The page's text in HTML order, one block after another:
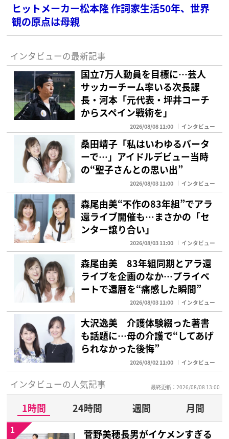
ヒットメーカー松本隆 作詞家生活50年、世界
観の原点は母親
インタビューの最新記事
国立7万人動員を目標に…芸人
サッカーチーム率いる次長課
長・河本「元代表・坪井コーチ
からスペイン戦術を」
2026/08/08 11:00 インタビュー
桑田靖子「私はいわゆるバータ
ーで…」アイドルデビュー当時
の“聖子さんとの思い出”
2026/08/03 11:00 インタビュー
森尾由美“不作の83年組”でアラ
還ライブ開催も…まさかの「セ
ンター譲り合い」
2026/08/03 11:00 インタビュー
森尾由美 83年組同期とアラ還
ライブを企画のなか…プライベ
ートで還暦を“痛感した瞬間”
2026/08/03 11:00 インタビュー
大沢逸美 介護体験綴った著書
も話題に…母の介護で“してあげ
られなかった後悔”
2026/08/02 11:00 インタビュー
インタビューの人気記事 最終更新：2026/08/08 13:00
1時間 24時間 週間
月間
菅野美穂長男がイケメンすぎる
1